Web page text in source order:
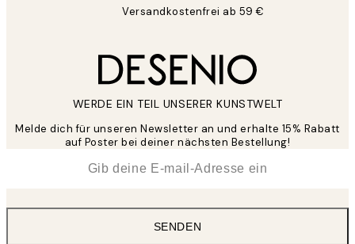
Versandkostenfrei ab 59 €
WERDE EIN TEIL UNSERER KUNSTWELT
Melde dich für unseren Newsletter an und erhalte 15% Rabatt
auf Poster bei deiner nächsten Bestellung!
SENDEN